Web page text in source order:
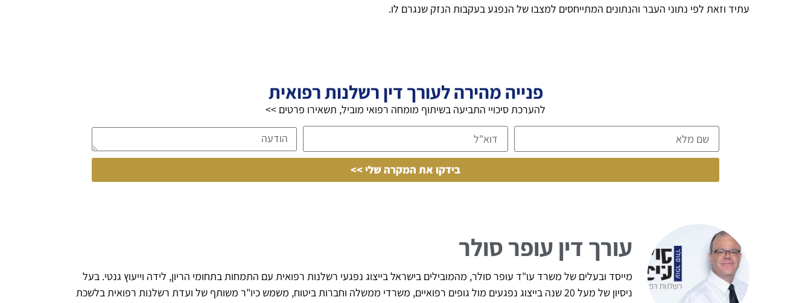
עתיד וזאת לפי נתוני העבר והנתונים המתייחסים למצבו של הנפגע בעקבות הנזק שנגרם לו.
פנייה מהירה לעורך דין רשלנות רפואית
להערכת סיכויי התביעה בשיתוף מומחה רפואי מוביל, תשאירו פרטים >>
בידקו את המקרה שלי >>
עורך דין עופר סולר
מייסד ובעלים של משרד עו"ד עופר סולר, מהמובילים בישראל בייצוג נפגעי רשלנות רפואית עם התמחות בתחומי הריון, לידה וייעוץ גנטי. בעל
ניסיון של מעל 20 שנה בייצוג נפגעים מול גופים רפואיים, משרדי ממשלה וחברות ביטוח, משמש כיו"ר משותף של ועדת רשלנות רפואית בלשכת